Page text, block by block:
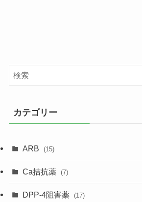
カテゴリー
ARB (15)
Ca拮抗薬 (7)
DPP-4阻害薬 (17)